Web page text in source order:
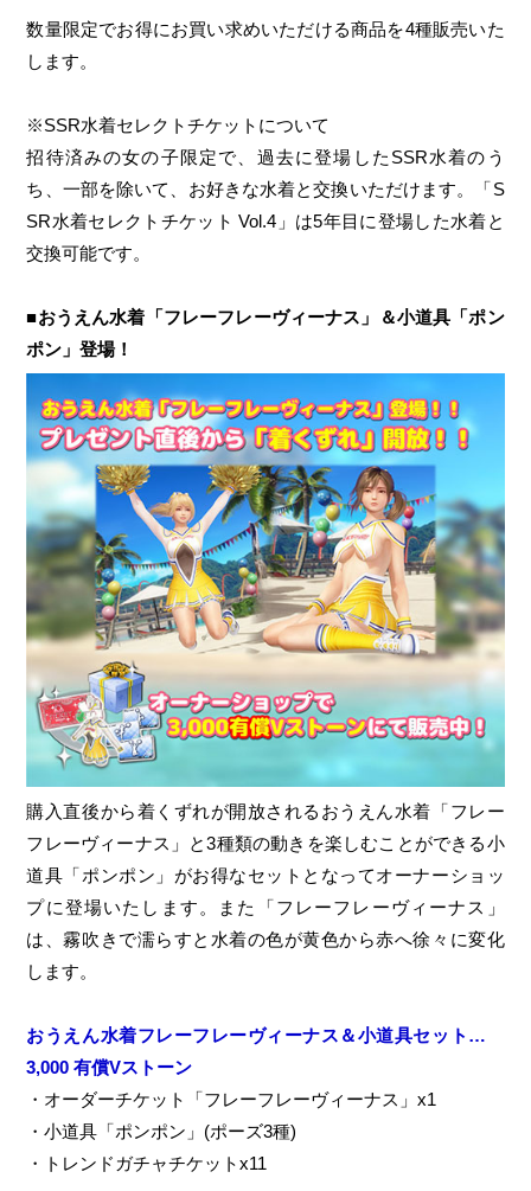
数量限定でお得にお買い求めいただける商品を4種販売いた
します。
※SSR水着セレクトチケットについて
招待済みの女の子限定で、過去に登場したSSR水着のう
ち、一部を除いて、お好きな水着と交換いただけます。「S
SR水着セレクトチケット Vol.4」は5年目に登場した水着と
交換可能です。
■おうえん水着「フレーフレーヴィーナス」＆小道具「ポン
ポン」登場！
購入直後から着くずれが開放されるおうえん水着「フレー
フレーヴィーナス」と3種類の動きを楽しむことができる小
道具「ポンポン」がお得なセットとなってオーナーショッ
プに登場いたします。また「フレーフレーヴィーナス」
は、霧吹きで濡らすと水着の色が黄色から赤へ徐々に変化
します。
おうえん水着フレーフレーヴィーナス＆小道具セット…
3,000 有償Vストーン
・オーダーチケット「フレーフレーヴィーナス」x1
・小道具「ポンポン」(ポーズ3種)
・トレンドガチャチケットx11